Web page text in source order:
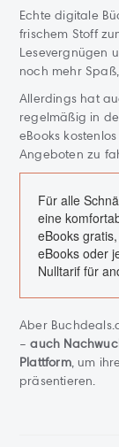
Echte digitale
frischem Stoff
Lesevergnügen
noch mehr
Allerdings hat
regelmäßig in
eBooks
Angeboten zu
Für alle
eine
eBooks
eBooks oder
Nulltarif für
Aber
–auch
Plattform, um
präsentieren.